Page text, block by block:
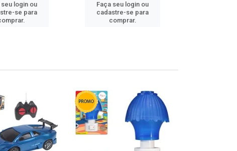
seu login ou
se para
Faça seu login ou
cadastre-se para
comprar.